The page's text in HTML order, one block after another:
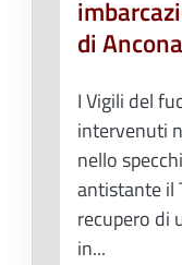
di Ancona
I Vigili del
intervenuti
nello
antistante il
recupero di
in...